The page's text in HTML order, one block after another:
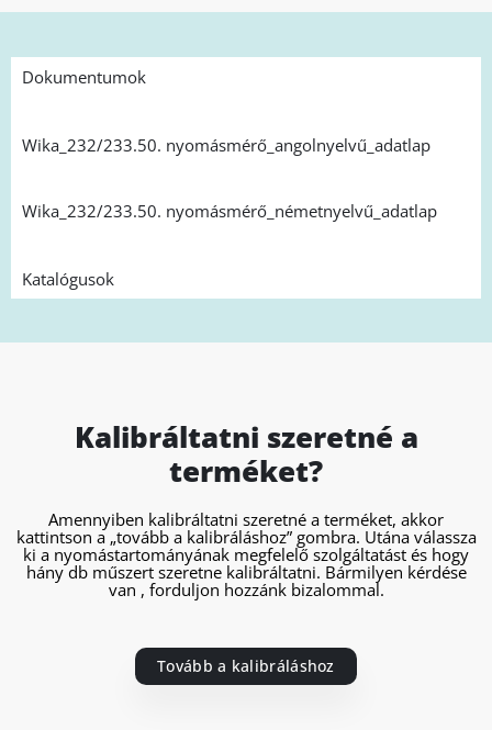
Dokumentumok
Wika_232/233.50. nyomásmérő_angolnyelvű_adatlap
Wika_232/233.50. nyomásmérő_németnyelvű_adatlap
Katalógusok
Kalibráltatni szeretné a
terméket?
Amennyiben kalibráltatni szeretné a terméket, akkor
kattintson a „tovább a kalibráláshoz” gombra. Utána válassza
ki a nyomástartományának megfelelő szolgáltatást és hogy
hány db műszert szeretne kalibráltatni. Bármilyen kérdése
van , forduljon hozzánk bizalommal.
Tovább a kalibráláshoz